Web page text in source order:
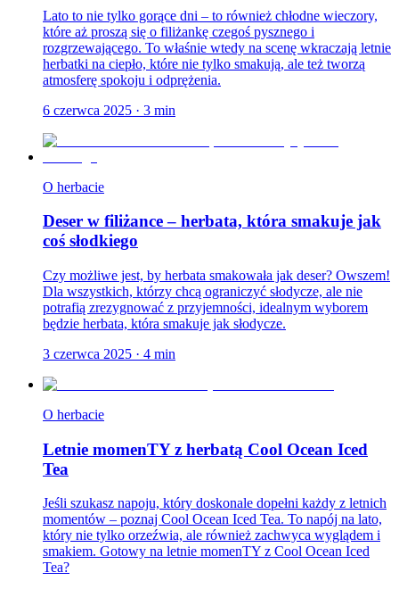
Lato to nie tylko gorące dni – to również chłodne wieczory,
które aż proszą się o filiżankę czegoś pysznego i
rozgrzewającego. To właśnie wtedy na scenę wkraczają letnie
herbatki na ciepło, które nie tylko smakują, ale też tworzą
atmosferę spokoju i odprężenia.
6 czerwca 2025 · 3 min
O herbacie
Deser w filiżance – herbata, która smakuje jak
coś słodkiego
Czy możliwe jest, by herbata smakowała jak deser? Owszem!
Dla wszystkich, którzy chcą ograniczyć słodycze, ale nie
potrafią zrezygnować z przyjemności, idealnym wyborem
będzie herbata, która smakuje jak słodycze.
3 czerwca 2025 · 4 min
O herbacie
Letnie momenTY z herbatą Cool Ocean Iced
Tea
Jeśli szukasz napoju, który doskonale dopełni każdy z letnich
momentów – poznaj Cool Ocean Iced Tea. To napój na lato,
który nie tylko orzeźwia, ale również zachwyca wyglądem i
smakiem. Gotowy na letnie momenTY z Cool Ocean Iced
Tea?